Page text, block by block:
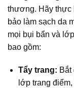
thương. Hãy thực
bảo làm sạch da
mọi bụi bẩn và
bao gồm:
Tẩy trang:
lớp trang